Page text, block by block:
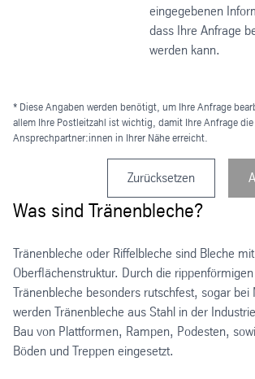
eingegebenen
dass Ihre Anfrage
werden kann.
* Diese Angaben werden benötigt, um Ihre Anfrage
allem Ihre Postleitzahl ist wichtig, damit Ihre Anfrage
Ansprechpartner:innen in Ihrer Nähe erreicht.
Zurücksetzen
Was sind Tränenbleche?
Tränenbleche oder Riffelbleche sind Bleche
Oberflächenstruktur. Durch die
Tränenbleche besonders rutschfest, sogar bei
werden Tränenbleche aus Stahl in der
Bau von Plattformen, Rampen, Podesten,
Böden und Treppen eingesetzt.